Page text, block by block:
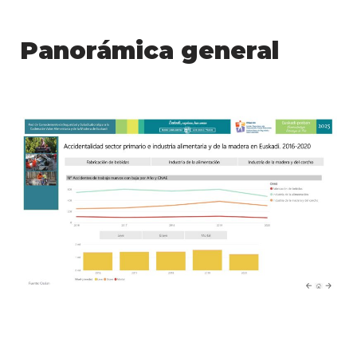
Panorámica general